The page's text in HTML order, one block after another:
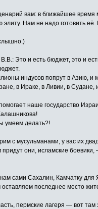
вам: в ближайшее
Нам не надо готовить её.
Это и есть бюджет, это и
индусов попрут в Азию, и
в Ираке, в Ливии, в
наше государство
умеем делать?!
с мусульманами, у вас их
придут они, исламские
сами Сахалин, Камчатку
последнее место
пермские лагеря — вот